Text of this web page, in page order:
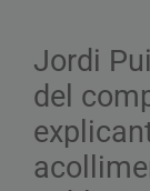
Jordi
del